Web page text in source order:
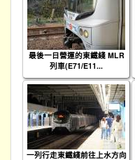
最後一日營運的東鐵綫 MLR
列車(E71/E11...
一列行走東鐵綫前往上水方向